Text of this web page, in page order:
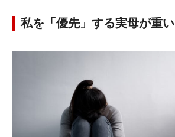
私を「優先」する実母が重い